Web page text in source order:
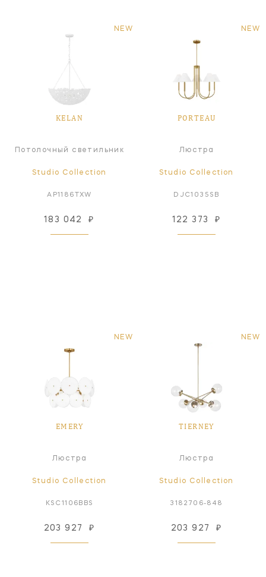
NEW
KELAN
Потолочный светильник
Studio Collection
AP1186TXW
183 042 ₽
NEW
PORTEAU
Люстра
Studio Collection
DJC1035SB
122 373 ₽
NEW
EMERY
Люстра
Studio Collection
KSC1106BBS
203 927 ₽
NEW
TIERNEY
Люстра
Studio Collection
3182706-848
203 927 ₽